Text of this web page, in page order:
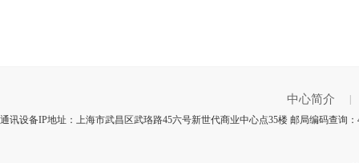
中心简介
通讯设备IP地址：上海市武昌区武珞路45六号新世代商业中心点35楼 邮局编码查询